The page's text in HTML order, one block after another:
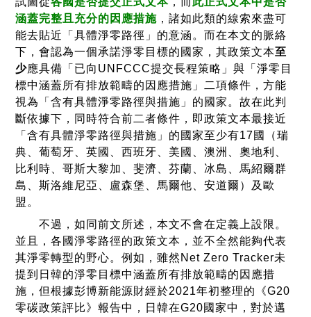
英
國
2050
已入
法
排放範疇的
因應措施
3. 會定期檢
視各措施
4. 具有「關
於將採取措
施的程度」
的資訊
5. 具有「關
於各措施在
量」的資訊
年實現淨零的去碳化路
徑（包括說明性情
境）、各部門減排的政
策和建議、各部門目標
以及創造就業機會目
標。值得一提的是，其
除了部門減排規畫之
外，也特別針對綠色投
資、綠色就業、政府淨
零鑲嵌、在地氣候行動
等非技術面的措施進行
涵蓋完整且充分的因應措施 ，諸如此類的線索來盡可
能去貼近「具體淨零路徑」的意涵。而在本文的脈絡
下，會認為一個承諾淨零目標的國家，其政策文本至
少應具備「已向UNFCCC提交長程策略」與「淨零目
標中涵蓋所有排放範疇的因應措施」二項條件，方能
視為「含有具體淨零路徑與措施」的國家。故在此判
斷依據下，同時符合前二者條件，即政策文本最接近
「含有具體淨零路徑與措施」的國家至少有17國（瑞
典、葡萄牙、英國、西班牙、美國、澳洲、奧地利、
比利時、哥斯大黎加、斐濟、芬蘭、冰島、馬紹爾群
島、斯洛維尼亞、盧森堡、馬爾他、安道爾）及歐
盟。
不過，如同前文所述，本文不會在定義上設限。
並且，各國淨零路徑的政策文本，並不全然能夠代表
其淨零轉型的野心。例如，雖然Net Zero Tracker未
提到日韓的淨零目標中涵蓋所有排放範疇的因應措
施，但根據彭博新能源財經於2021年初整理的《G20
零碳政策評比》報告中，日韓在G20國家中，對於邁